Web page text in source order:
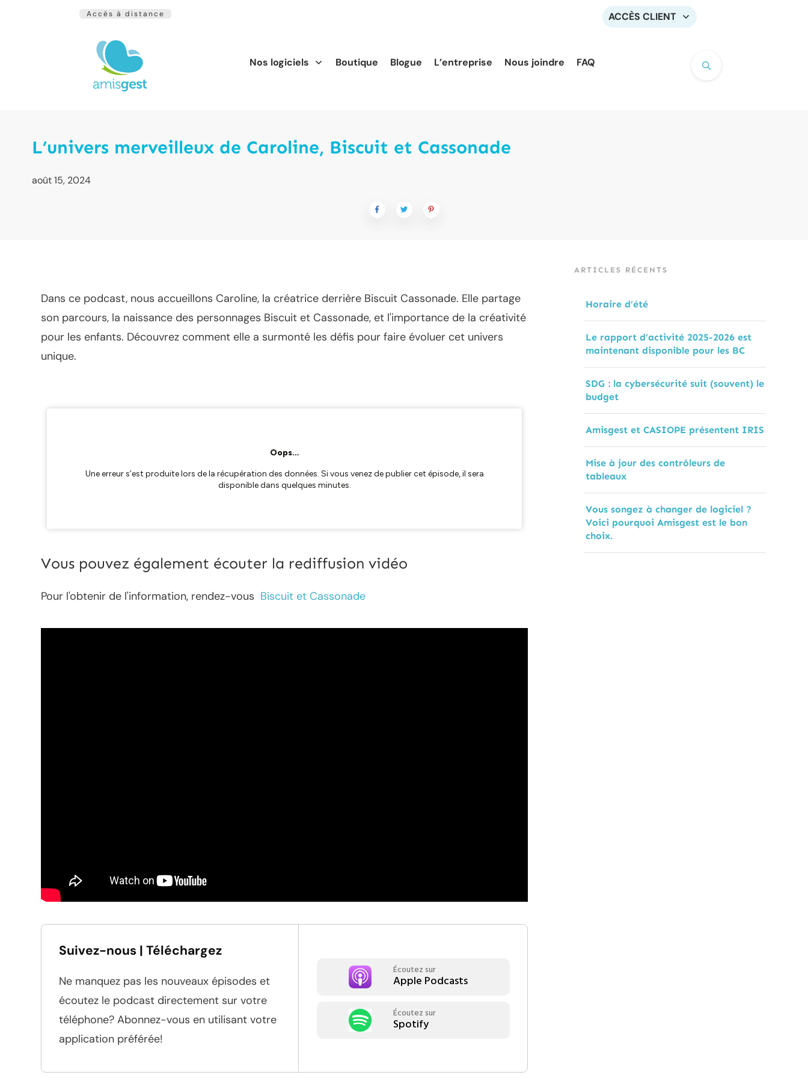
Accès à distance ACCÈS CLIENT
Nos logiciels Boutique Blogue L’entreprise Nous joindre FAQ
L’univers merveilleux de Caroline, Biscuit et Cassonade
août 15, 2024
Dans ce podcast, nous accueillons Caroline, la créatrice derrière Biscuit Cassonade. Elle partage
son parcours, la naissance des personnages Biscuit et Cassonade, et l'importance de la créativité
pour les enfants. Découvrez comment elle a surmonté les défis pour faire évoluer cet univers
unique.
Vous pouvez également écouter la rediffusion vidéo
Pour l'obtenir de l'information, rendez-vous Biscuit et Cassonade
Suivez-nous | Téléchargez
Ne manquez pas les nouveaux épisodes et
écoutez le podcast directement sur votre
téléphone? Abonnez-vous en utilisant votre
application préférée!
Écoutez sur
Apple Podcasts
Écoutez sur
Spotify
ARTICLES RÉCENTS
Horaire d’été
Le rapport d’activité 2025-2026 est
maintenant disponible pour les BC
SDG : la cybersécurité suit (souvent) le
budget
Amisgest et CASIOPE présentent IRIS
Mise à jour des contrôleurs de
tableaux
Vous songez à changer de logiciel ?
Voici pourquoi Amisgest est le bon
choix.